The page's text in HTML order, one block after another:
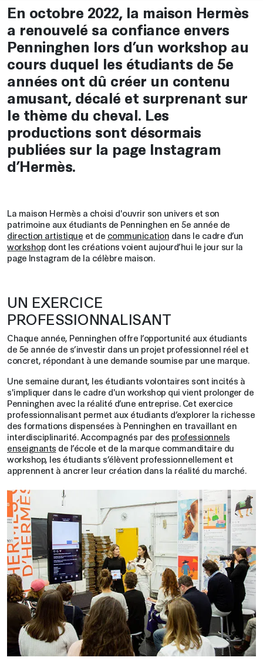
En octobre 2022, la maison Hermès
a renouvelé sa confiance envers
Penninghen lors d’un workshop au
cours duquel les étudiants de 5e
années ont dû créer un contenu
amusant, décalé et surprenant sur
le thème du cheval. Les
productions sont désormais
publiées sur la page Instagram
d’Hermès.
La maison Hermès a choisi d'ouvrir son univers et son
patrimoine aux étudiants de Penninghen en 5e année de
direction artistique et de communication dans le cadre d’un
workshop dont les créations voient aujourd’hui le jour sur la
page Instagram de la célèbre maison.
UN EXERCICE
PROFESSIONNALISANT
Chaque année, Penninghen offre l’opportunité aux étudiants
de 5e année de s’investir dans un projet professionnel réel et
concret, répondant à une demande soumise par une marque.
Une semaine durant, les étudiants volontaires sont incités à
s'impliquer dans le cadre d'un workshop qui vient prolonger de
Penninghen avec la réalité d’une entreprise. Cet exercice
professionnalisant permet aux étudiants d’explorer la richesse
des formations dispensées à Penninghen en travaillant en
interdisciplinarité. Accompagnés par des professionnels
enseignants de l’école et de la marque commanditaire du
workshop, les étudiants s’élèvent professionnellement et
apprennent à ancrer leur création dans la réalité du marché.